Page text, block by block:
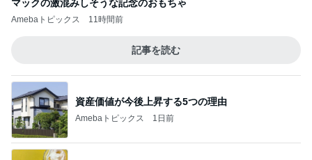
Amebaトピックス 1日前
食べる気力が無かった晩ごはんの事件
Amebaトピックス 21時間前